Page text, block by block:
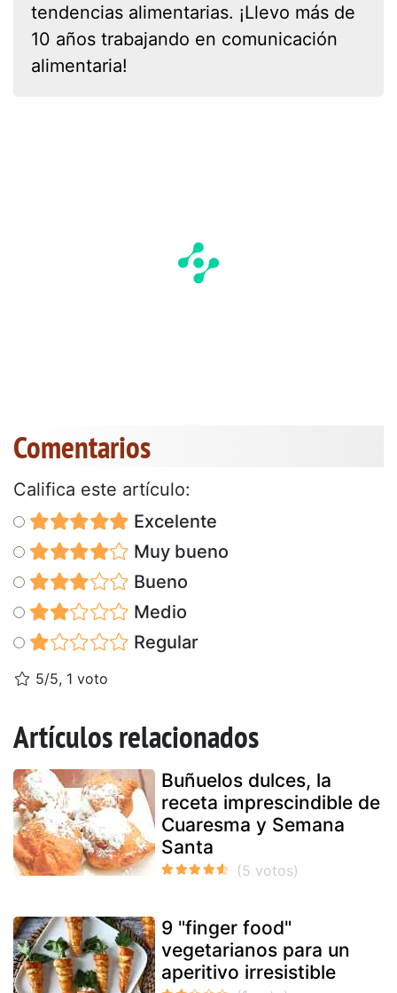
tendencias alimentarias. ¡Llevo más de
10 años trabajando en comunicación
alimentaria!
Comentarios
Califica este artículo:
Excelente
Muy bueno
Bueno
Medio
Regular
5/5, 1 voto
Artículos relacionados
Buñuelos dulces, la
receta imprescindible de
Cuaresma y Semana
Santa
9 "finger food"
vegetarianos para un
aperitivo irresistible